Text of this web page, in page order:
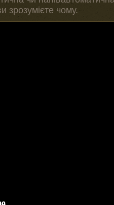
зрозумієте чому.